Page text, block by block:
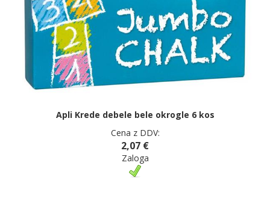
Apli Krede debele bele okrogle 6 kos
Cena z DDV:
2,07 €
Zaloga